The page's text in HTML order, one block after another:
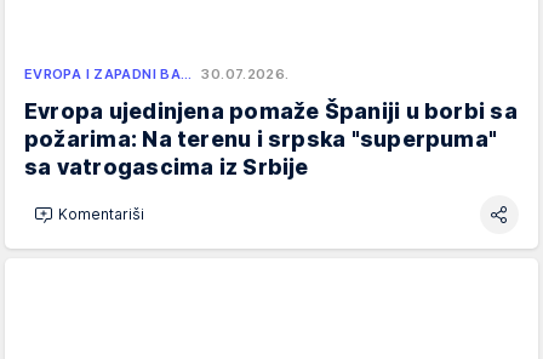
EVROPA I ZAPADNI BA… 30.07.2026.
Evropa ujedinjena pomaže Španiji u borbi sa
požarima: Na terenu i srpska "superpuma"
sa vatrogascima iz Srbije
Komentariši